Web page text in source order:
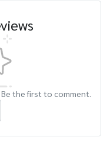
the first to comment.